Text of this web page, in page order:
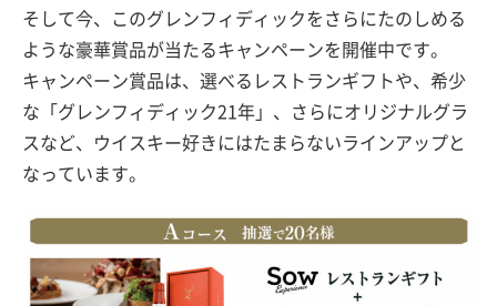
そして今、このグレンフィディックをさらにたのしめる
ような豪華賞品が当たるキャンペーンを開催中です。
キャンペーン賞品は、選べるレストランギフトや、希少
な「グレンフィディック21年」、さらにオリジナルグラ
スなど、ウイスキー好きにはたまらないラインアップと
なっています。